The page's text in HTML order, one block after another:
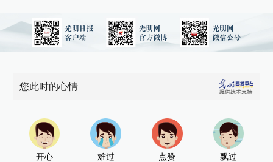
您此时的心情
开心 难过 点赞 飘过